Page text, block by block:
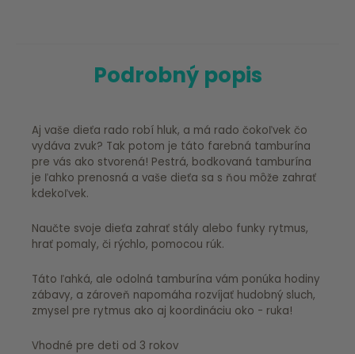
Podrobný popis
Aj vaše dieťa rado robí hluk, a má rado čokoľvek čo
vydáva zvuk? Tak potom je táto farebná tamburína
pre vás ako stvorená! Pestrá, bodkovaná tamburína
je ľahko prenosná a vaše dieťa sa s ňou môže zahrať
kdekoľvek.
Naučte svoje dieťa zahrať stály alebo funky rytmus,
hrať pomaly, či rýchlo, pomocou rúk.
Táto ľahká, ale odolná tamburína vám ponúka hodiny
zábavy, a zároveň napomáha rozvíjať hudobný sluch,
zmysel pre rytmus ako aj koordináciu oko - ruka!
Vhodné pre deti od 3 rokov